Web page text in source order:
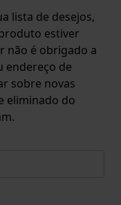
lista de desejos,
estiver
não é obrigado a
endereço de
sobre novas
eliminado do